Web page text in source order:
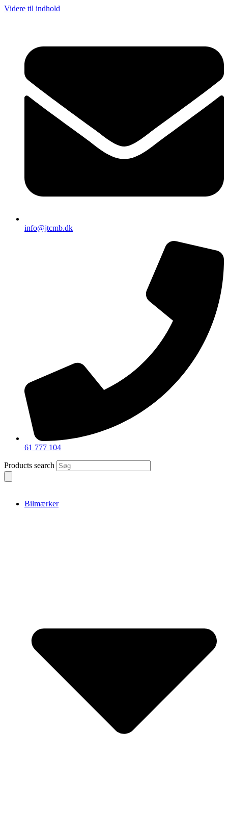
Videre til indhold
info@jtcmb.dk
61 777 104
Products search
Bilmærker